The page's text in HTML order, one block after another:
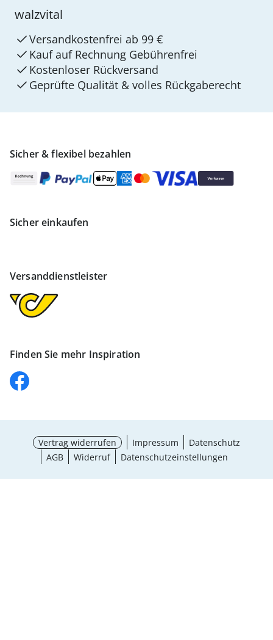
Sicher & flexibel bezahlen
Sicher einkaufen
Versanddienstleister
Finden Sie mehr Inspiration
walzvital
Versandkostenfrei ab 99 €
Kauf auf Rechnung Gebührenfrei
Kostenloser Rückversand
Geprüfte Qualität & volles Rückgaberecht
Vertrag widerrufen Impressum
Datenschutz
AGB
Widerruf Datenschutzeinstellungen